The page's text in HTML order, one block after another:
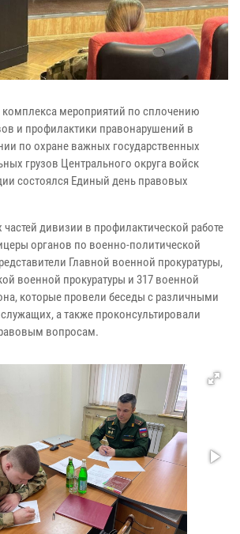
комплекса мероприятий по сплочению
и профилактики правонарушений в
по охране важных государственных
грузов Центрального округа войск
состоялся Единый день правовых
дивизии в профилактической работе
органов по военно-политической
Главной военной прокуратуры,
военной прокуратуры и 317 военной
которые провели беседы с различными
а также проконсультировали
вопросам.